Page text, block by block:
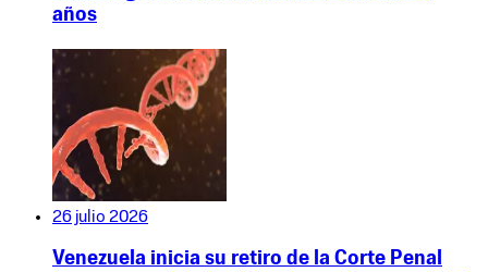
años
26 julio 2026
Venezuela inicia su retiro de la Corte Penal